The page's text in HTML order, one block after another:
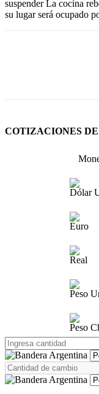
suspender La cocina
su lugar será ocupado
COTIZACIONES
Dólar
Euro
Real
Peso
Peso